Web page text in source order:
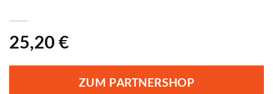
25,20 €
ZUM PARTNERSHOP